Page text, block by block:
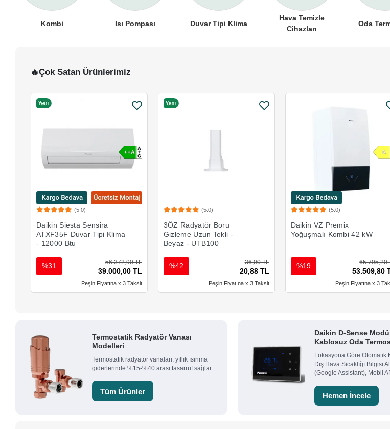
Kombi Isı Pompası Duvar Tipi Klima
Hava Temizle
Cihazları
Oda
Çok Satan Ürünlerimiz
(5.0)
Daikin Siesta Sensira
ATXF35F Duvar Tipi Klima
- 12000 Btu
56.372,90 TL
39.000,00 TL
%31
Peşin Fiyatına x 3 Taksit
(5.0)
3ÖZ Radyatör Boru
Gizleme Uzun Tekli -
Beyaz - UTB100
36,00 TL
20,88 TL
%42
Peşin Fiyatına x 3 Taksit
(5.0)
Daikin VZ Premix
Yoğuşmalı Kombi 42 kW
65.795,20
53.509,80
%19
Peşin Fiyatına x 3
Termostatik Radyatör Vanası
Modelleri
Termostatik radyatör vanaları, yıllık ısınma
giderlerinde %15-%40 arası tasarruf sağlar
Tüm Ürünler
Daikin D-Sense
Kablosuz Oda
Lokasyona Göre Otomatik
Dış Hava Sıcaklığı Bilgisi
(Google Assistant), Mobil
Hemen İncele